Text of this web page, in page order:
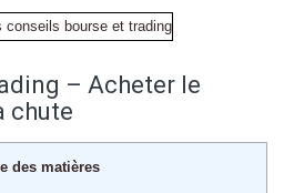
– Acheter le
chute
des matières